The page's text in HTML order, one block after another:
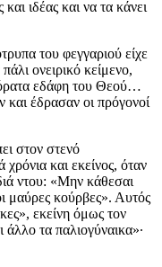
ιδέας και να τα κάνει
του φεγγαριού είχε
ονειρικό κείμενο,
εδάφη του Θεού…
και έδρασαν οι πρόγονοί
στον στενό
και εκείνος, όταν
ντου: «Μην κάθεσαι
μαύρες κούρβες». Αυτός
εκείνη όμως τον
άλλο τα παλιογύναικα»∙